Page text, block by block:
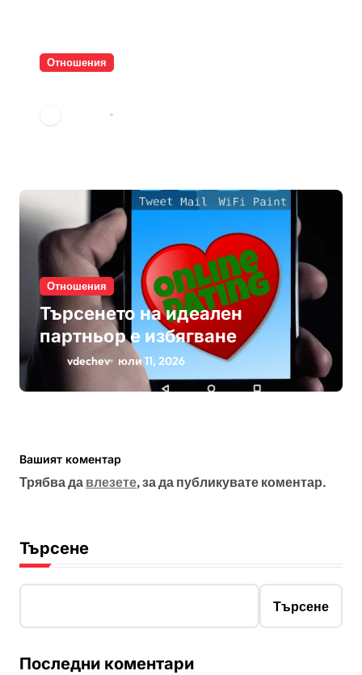
Отношения
Отношения
Търсенето на идеален
партньор е избягване
vdechev юли 11, 2026
Вашият коментар
Трябва да влезете, за да публикувате коментар.
Търсене
Търсене
Последни коментари